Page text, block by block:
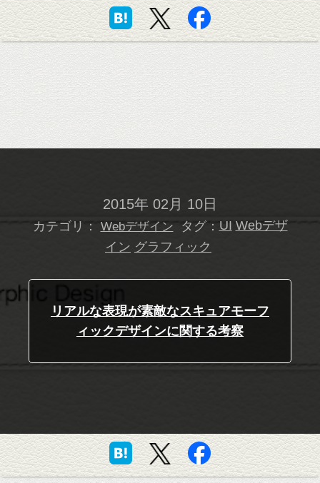
2015年 02月 10日
カテゴリ： Webデザイン タグ： UI Webデザ
イン グラフィック
リアルな表現が素敵なスキュアモーフ
ィックデザインに関する考察